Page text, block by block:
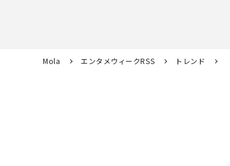
Mola エンタメウィークRSS トレンド